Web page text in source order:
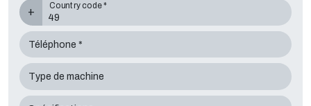
+
Country code *
Téléphone *
Type de machine